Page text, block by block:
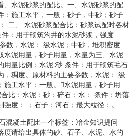
、水泥砂浆的配比。一、水泥砂浆的配
：施工水平，一般；砂子，中砂；砂子
.二、.水泥砂浆配合比：砂浆试配时各材
：用于砌筑沟井的水泥砂浆，强度
数，水泥：.级水泥；中砂，堆积密度
水泥用量，砂子用量，水量为三、水泥
用量比例：水泥∶砂.条件：用于砌筑毛石
，稠度。原材料的主要参数，水泥：.级
施工水平：一般。水泥用量，砂子用
比：水泥：砂：碎石：水：.条件：坍落
强度：.；石子：河石；最大粒径：。
混凝土配比一个标签：冶金知识提问
度请给出具体的砂、石子、水泥、水的